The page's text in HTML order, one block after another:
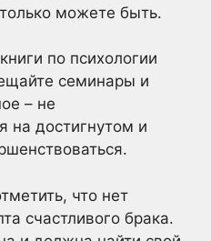
можете быть.
по психологии
семинары и
– не
на достигнутом и
что нет
счастливого брака.